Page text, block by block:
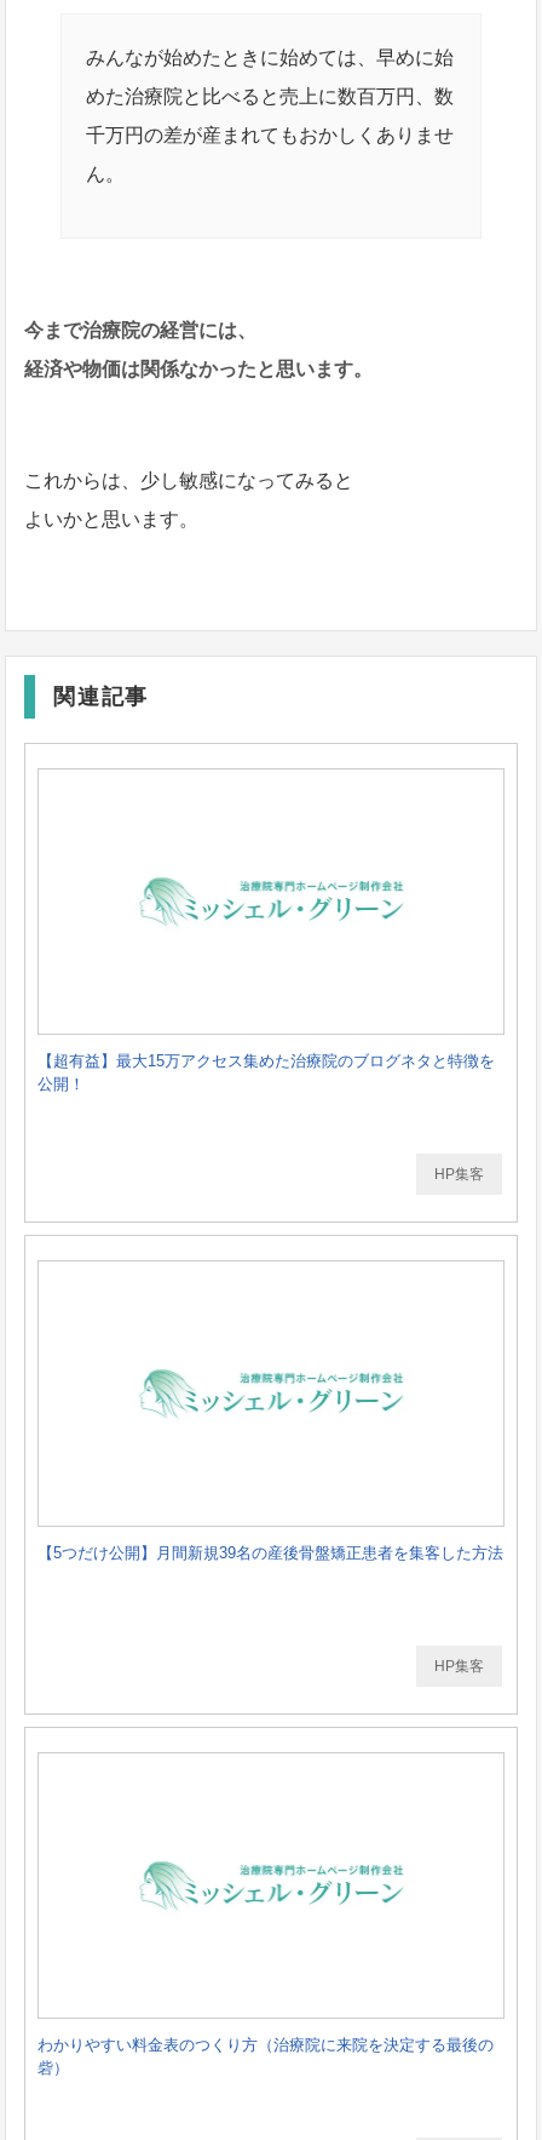
みんなが始めたときに始めては、早めに始
めた治療院と比べると売上に数百万円、数
千万円の差が産まれてもおかしくありませ
ん。
今まで治療院の経営には、
経済や物価は関係なかったと思います。
これからは、少し敏感になってみると
よいかと思います。
関連記事
【超有益】最大15万アクセス集めた治療院のブログネタと特徴を
公開！
HP集客
【5つだけ公開】月間新規39名の産後骨盤矯正患者を集客した方法
HP集客
わかりやすい料金表のつくり方（治療院に来院を決定する最後の
砦）